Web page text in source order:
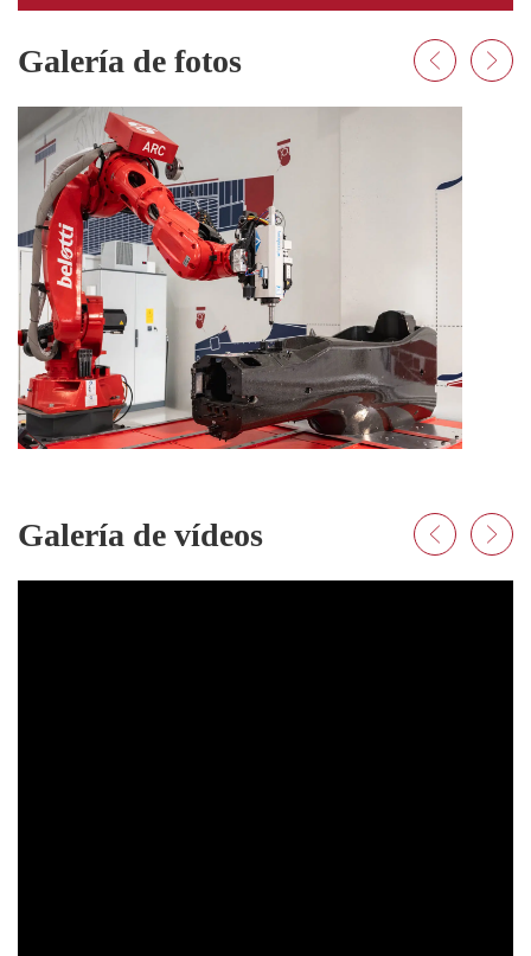
Galería de fotos
Galería de vídeos